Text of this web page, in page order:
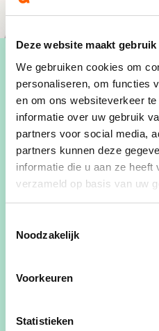
Deze website maakt
We gebruiken cookies om
personaliseren, om functies
en om ons websiteverkeer
informatie over uw gebruik
partners voor social media,
partners kunnen deze
informatie die u aan ze
verzameld op basis van uw
Noodzakelijk
Voorkeuren
Statistieken
Joël L'Hoëst:
Mandaat: Schepen
Bevoegdheden:
Begraafplaatsen
ICT
Openbare Werken
Meer: